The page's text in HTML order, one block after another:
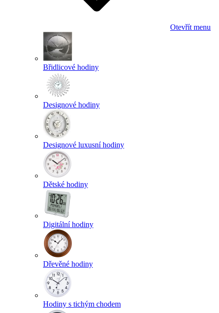
Otevřít menu
Břidlicové hodiny
Designové hodiny
Designové luxusní hodiny
Dětské hodiny
Digitální hodiny
Dřevěné hodiny
Hodiny s tichým chodem